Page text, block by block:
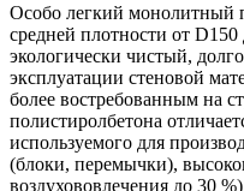
Особо легкий монолитный
средней плотности от
экологически чистый,
эксплуатации стеновой
более востребованным на
полистиролбетона
используемого для
(блоки, перемычки),
воздухововлечения до 30